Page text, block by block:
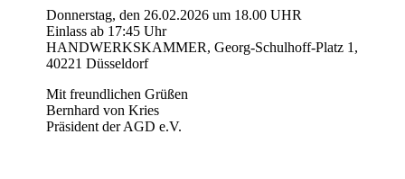
Donnerstag, den 26.02.2026 um 18.00 UHR
Einlass ab 17:45 Uhr
HANDWERKSKAMMER, Georg-Schulhoff-Platz 1,
40221 Düsseldorf
Mit freundlichen Grüßen
Bernhard von Kries
Präsident der AGD e.V.